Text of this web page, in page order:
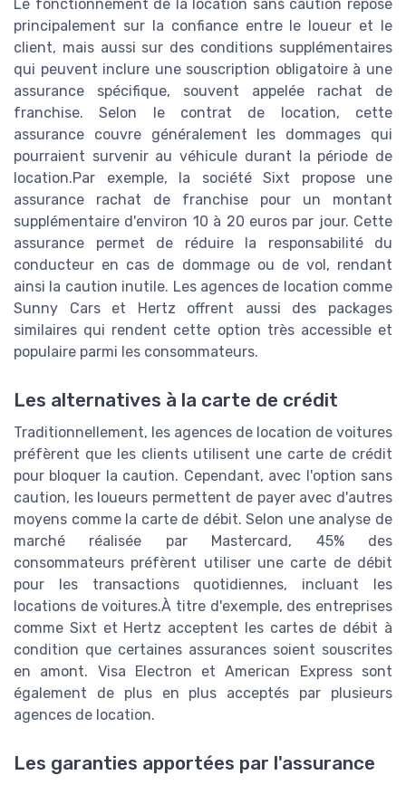
Le fonctionnement de la location sans caution repose
principalement sur la confiance entre le loueur et le
client, mais aussi sur des conditions supplémentaires
qui peuvent inclure une souscription obligatoire à une
assurance spécifique, souvent appelée rachat de
franchise. Selon le contrat de location, cette
assurance couvre généralement les dommages qui
pourraient survenir au véhicule durant la période de
location.Par exemple, la société Sixt propose une
assurance rachat de franchise pour un montant
supplémentaire d'environ 10 à 20 euros par jour. Cette
assurance permet de réduire la responsabilité du
conducteur en cas de dommage ou de vol, rendant
ainsi la caution inutile. Les agences de location comme
Sunny Cars et Hertz offrent aussi des packages
similaires qui rendent cette option très accessible et
populaire parmi les consommateurs.
Les alternatives à la carte de crédit
Traditionnellement, les agences de location de voitures
préfèrent que les clients utilisent une carte de crédit
pour bloquer la caution. Cependant, avec l'option sans
caution, les loueurs permettent de payer avec d'autres
moyens comme la carte de débit. Selon une analyse de
marché réalisée par Mastercard, 45% des
consommateurs préfèrent utiliser une carte de débit
pour les transactions quotidiennes, incluant les
locations de voitures.À titre d'exemple, des entreprises
comme Sixt et Hertz acceptent les cartes de débit à
condition que certaines assurances soient souscrites
en amont. Visa Electron et American Express sont
également de plus en plus acceptés par plusieurs
agences de location.
Les garanties apportées par l'assurance